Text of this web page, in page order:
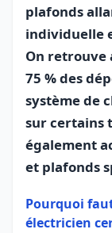
plafonds
individuelle
On retrouve
75 % des
système de
sur certains
également
et plafonds
Pourquoi
électricien